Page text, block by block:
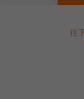
往